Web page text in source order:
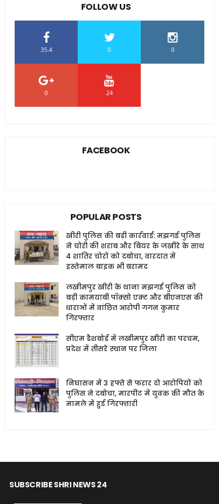
FOLLOW US
35.4 0 0
0 24
FACEBOOK
POPULAR POSTS
खीरी पुलिस की बड़ी कार्रवाई: मझगई पुलिस
ने चोरी की शराब और बियर के जखीरे के साथ
4 शातिर चोरों को दबोचा, वारदात में
इस्तेमाल बाइक भी बरामद
लखीमपुर खीरी के थाना मझगई पुलिस को
बड़ी कामयाबी पॉक्सो एक्ट और बीएनएस की
धाराओं में वांछित आरोपी गगन कुमार
गिरफ्तार
सीएम डैशबोर्ड में लखीमपुर खीरी का परचम,
प्रदेश में तीसरे स्थान पर जिला
निघासन में 3 हफ्ते से फरार दो आरोपियों को
पुलिस ने दबोचा, मारपीट में युवक की मौत के
मामले में हुई गिरफ्तारी
SUBSCRIBE SHRI NEWS 24